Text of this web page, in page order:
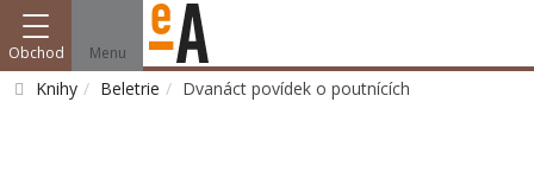
Obchod Menu
Knihy Beletrie Dvanáct povídek o poutnících